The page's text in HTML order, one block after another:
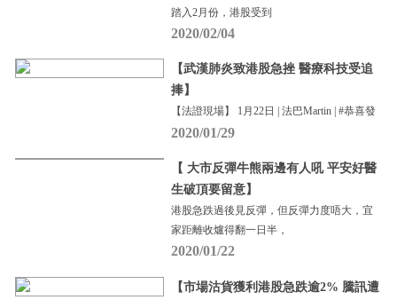
踏入2月份，港股受到
2020/02/04
【武漢肺炎致港股急挫 醫療科技受追
捧】
【法證現場】 1月22日 | 法巴Martin | #恭喜發
2020/01/29
【 大市反彈牛熊兩邊有人吼 平安好醫
生破頂要留意】
港股急跌過後見反彈，但反彈力度唔大，宜
家距離收爐得翻一日半，
2020/01/22
【市場沽貨獲利港股急跌逾2% 騰訊遭